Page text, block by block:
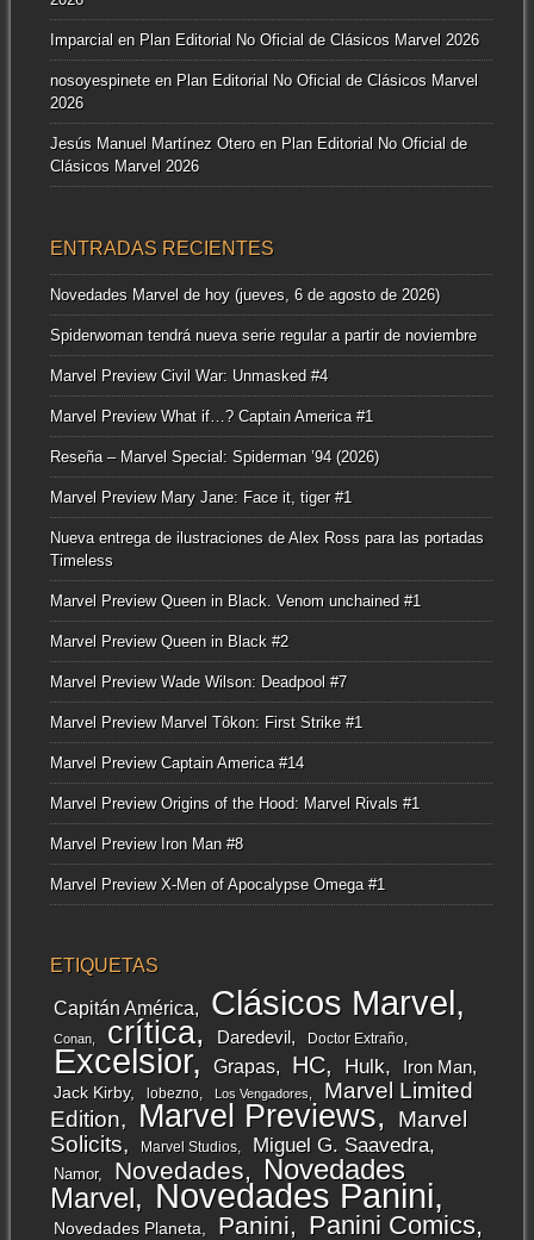
Imparcialen Plan Editorial No Oficial de Clásicos Marvel 2026
nosoyespineteen Plan Editorial No Oficial de Clásicos Marvel
2026
Jesús Manuel Martínez Oteroen Plan Editorial No Oficial de
Clásicos Marvel 2026
ENTRADAS RECIENTES
Novedades Marvel de hoy (jueves, 6 de agosto de 2026)
Spiderwoman tendrá nueva serie regular a partir de noviembre
Marvel Preview Civil War: Unmasked #4
Marvel Preview What if…? Captain America #1
Reseña – Marvel Special: Spiderman ’94 (2026)
Marvel Preview Mary Jane: Face it, tiger #1
Nueva entrega de ilustraciones de Alex Ross para las portadas
Timeless
Marvel Preview Queen in Black. Venom unchained #1
Marvel Preview Queen in Black #2
Marvel Preview Wade Wilson: Deadpool #7
Marvel Preview Marvel Tôkon: First Strike #1
Marvel Preview Captain America #14
Marvel Preview Origins of the Hood: Marvel Rivals #1
Marvel Preview Iron Man #8
Marvel Preview X-Men of Apocalypse Omega #1
ETIQUETAS
Capitán América Clásicos Marvel
Conan crítica Daredevil Doctor Extraño
Excelsior Grapas HC Hulk Iron Man
Jack Kirby lobezno Los Vengadores
Marvel Limited
Edition
Marvel Previews
Marvel
Solicits
Marvel Studios Miguel G. Saavedra
Namor Novedades
Novedades
Marvel
Novedades Panini
Novedades Planeta Panini Panini Comics